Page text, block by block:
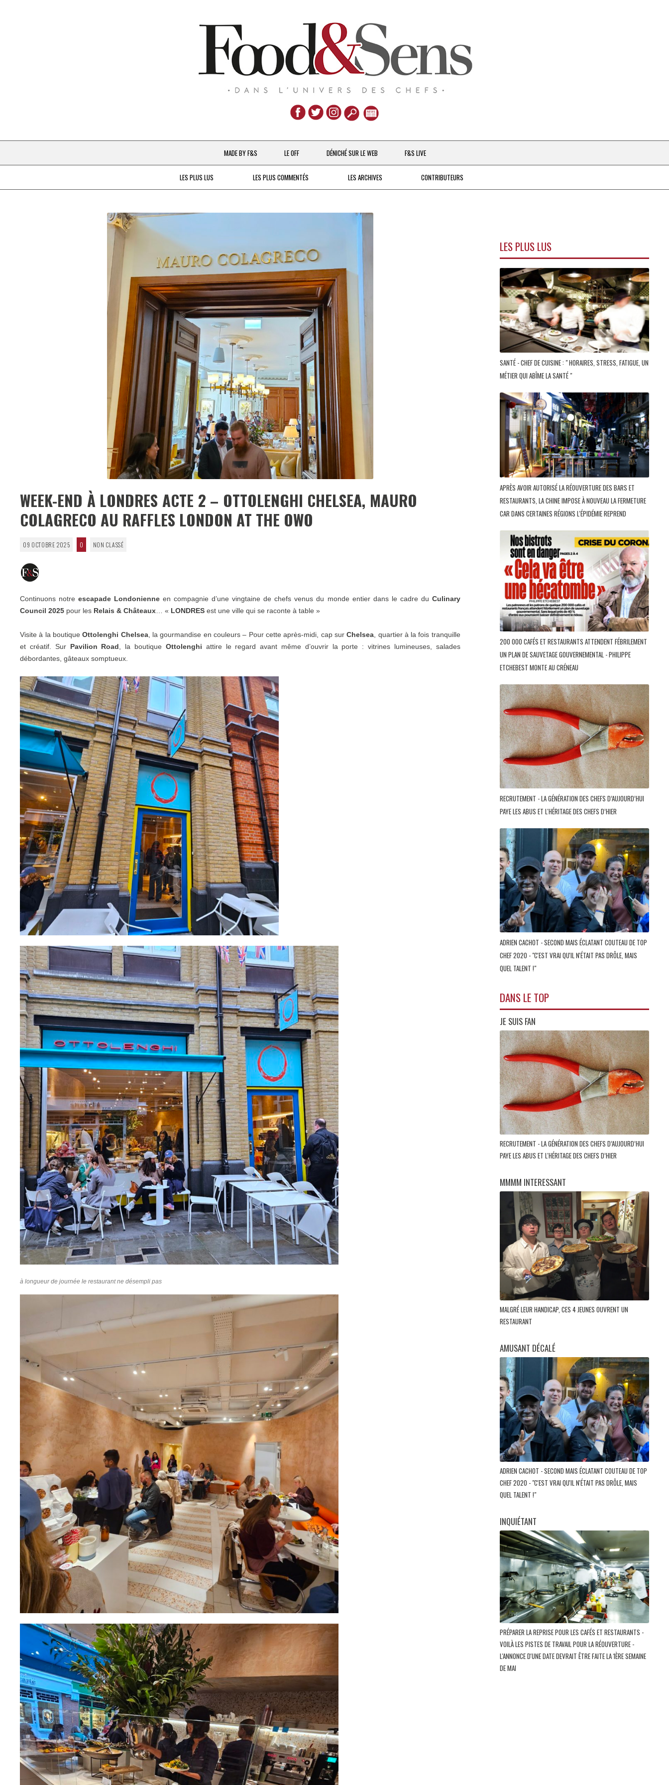
Aller
au
contenu
MADE BY F&S
CHEFS & ACTUALITÉS
V…DE VOYAGE
LE OFF DÉNICHÉ SUR LE WEB F&S LIVE
LES PLUS LUS LES PLUS COMMENTÉS LES ARCHIVES CONTRIBUTEURS
WEEK-END À LONDRES ACTE 2 – OTTOLENGHI CHELSEA, MAURO
COLAGRECO AU RAFFLES LONDON AT THE OWO
09 OCTOBRE 2025 0 NON CLASSÉ
Continuons notreescapade Londonienne en compagnie d’une vingtaine de chefs venus du monde entier dans le cadre du Culinary
Council 2025 pour les Relais & Châteaux … « LONDRES est une ville qui se raconte à table »
Visite à la boutiqueOttolenghi Chelsea, la gourmandise en couleurs – Pour cette après-midi, cap surChelsea , quartier à la fois tranquille
et créatif. Sur Pavilion Road , la boutique Ottolenghi attire le regard avant même d’ouvrir la porte : vitrines lumineuses, salades
débordantes, gâteaux somptueux.
à longueur de journée le restaurant ne désempli pas
LES PLUS LUS
SANTÉ - CHEF DE CUISINE : " HORAIRES, STRESS, FATIGUE, UN
MÉTIER QUI ABÎME LA SANTÉ "
APRÈS AVOIR AUTORISÉ LA RÉOUVERTURE DES BARS ET
RESTAURANTS, LA CHINE IMPOSE À NOUVEAU LA FERMETURE
CAR DANS CERTAINES RÉGIONS L'ÉPIDÉMIE REPREND
200 000 CAFÉS ET RESTAURANTS ATTENDENT FÉBRILEMENT
UN PLAN DE SAUVETAGE GOUVERNEMENTAL - PHILIPPE
ETCHEBEST MONTE AU CRÉNEAU
RECRUTEMENT - LA GÉNÉRATION DES CHEFS D’AUJOURD’HUI
PAYE LES ABUS ET L'HÉRITAGE DES CHEFS D’HIER
ADRIEN CACHOT - SECOND MAIS ÉCLATANT COUTEAU DE TOP
CHEF 2020 - "C'EST VRAI QU'IL N'ÉTAIT PAS DRÔLE, MAIS
QUEL TALENT !"
DANS LE TOP
JE SUIS FAN
RECRUTEMENT - LA GÉNÉRATION DES CHEFS D’AUJOURD’HUI
PAYE LES ABUS ET L'HÉRITAGE DES CHEFS D’HIER
MMMM INTERESSANT
MALGRÉ LEUR HANDICAP, CES 4 JEUNES OUVRENT UN
RESTAURANT
AMUSANT DÉCALÉ
ADRIEN CACHOT - SECOND MAIS ÉCLATANT COUTEAU DE TOP
CHEF 2020 - "C'EST VRAI QU'IL N'ÉTAIT PAS DRÔLE, MAIS
QUEL TALENT !"
INQUIÉTANT
PRÉPARER LA REPRISE POUR LES CAFÉS ET RESTAURANTS -
VOILÀ LES PISTES DE TRAVAIL POUR LA RÉOUVERTURE -
L'ANNONCE D'UNE DATE DEVRAIT ÊTRE FAITE LA 1ÈRE SEMAINE
DE MAI